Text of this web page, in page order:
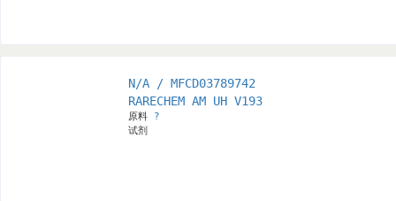
N/A / MFCD03789742
RARECHEM AM UH V193
原料 ?
试剂